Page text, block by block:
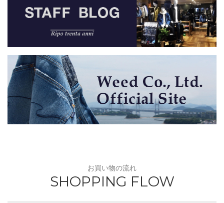
お買い物の流れ
SHOPPING FLOW